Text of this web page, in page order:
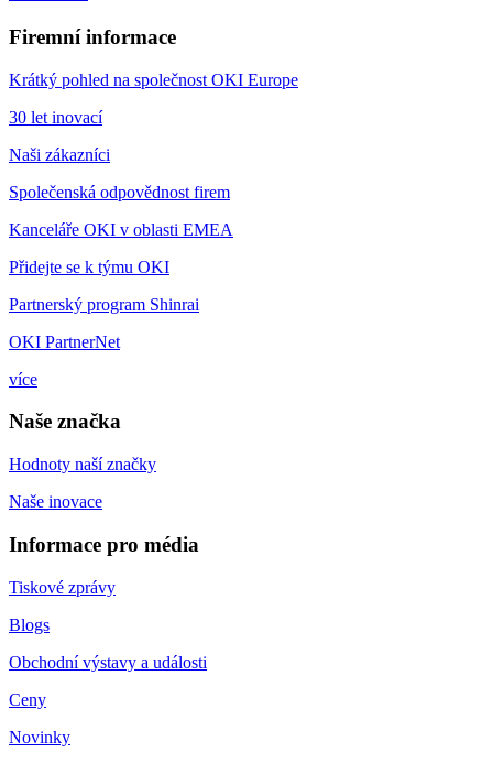
Firemní informace
Krátký pohled na společnost OKI Europe
30 let inovací
Naši zákazníci
Společenská odpovědnost firem
Kanceláře OKI v oblasti EMEA
Přidejte se k týmu OKI
Partnerský program Shinrai
OKI PartnerNet
více
Naše značka
Hodnoty naší značky
Naše inovace
Informace pro média
Tiskové zprávy
Blogs
Obchodní výstavy a události
Ceny
Novinky